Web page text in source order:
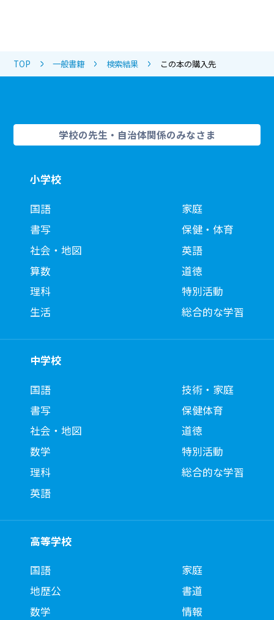
TOP 一般書籍 検索結果 この本の購入先
学校の先生・自治体関係のみなさま
小学校
国語
書写
社会・地図
算数
理科
生活
家庭
保健・体育
英語
道徳
特別活動
総合的な学習
中学校
国語
書写
社会・地図
数学
理科
英語
技術・家庭
保健体育
道徳
特別活動
総合的な学習
高等学校
国語
地歴公
数学
家庭
書道
情報